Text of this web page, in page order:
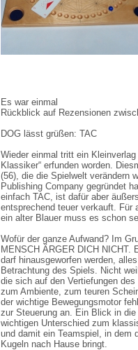
Es war einmal
Rückblick auf Rezensionen
DOG lässt grüßen: TAC
Wieder einmal tritt ein
Klassiker“ erfunden worden.
(56), die die Spielwelt verändern
Publishing Company gegründet
einfach TAC, ist dafür aber
entsprechend teuer verkauft. Für
ein alter Blauer muss es schon
Wofür der ganze Aufwand? Im
MENSCH ÄRGER DICH NICHT.
darf hinausgeworfen werden,
Betrachtung des Spiels. Nicht
die sich auf den Vertiefungen
zum Ambiente, zum teuren
der wichtige Bewegungsmotor
zur Steuerung an. Ein Blick in
wichtigen Unterschied zum
und damit ein Teamspiel, in dem
Kugeln nach Hause bringt.